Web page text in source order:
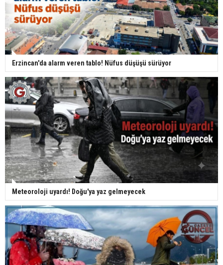
Erzincan'da alarm veren tablo! Nüfus düşüşü sürüyor
Meteoroloji uyardı! Doğu'ya yaz gelmeyecek